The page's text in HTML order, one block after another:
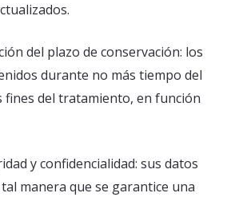
del plazo de conservación: los
durante no más tiempo del
fines del tratamiento, en función
y confidencialidad: sus datos
manera que se garantice una